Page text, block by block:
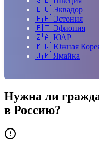
🇪🇨 Эквадор
🇪🇪 Эстония
🇪🇹 Эфиопия
🇿🇦 ЮАР
🇰🇷 Южная
🇯🇲 Ямайка
Нужна ли
в Россию?